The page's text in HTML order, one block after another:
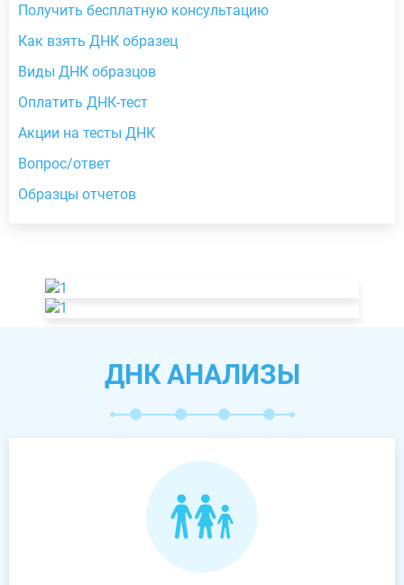
Получить бесплатную консультацию
Как взять ДНК образец
Виды ДНК образцов
Оплатить ДНК-тест
Акции на тесты ДНК
Вопрос/ответ
Образцы отчетов
ДНК АНАЛИЗЫ